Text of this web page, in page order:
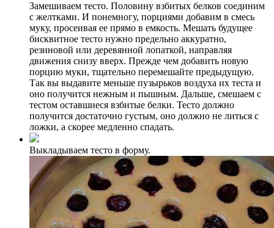
Замешиваем тесто. Половину взбитых белков соединим
с желтками. И понемногу, порциями добавим в смесь
муку, просеивая ее прямо в емкость. Мешать будущее
бисквитное тесто нужно предельно аккуратно,
резиновой или деревянной лопаткой, направляя
движения снизу вверх. Прежде чем добавить новую
порцию муки, тщательно перемешайте предыдущую.
Так вы выдавите меньше пузырьков воздуха их теста и
оно получится нежным и пышным. Дальше, смешаем с
тестом оставшиеся взбитые белки. Тесто должно
получится достаточно густым, оно должно не литься с
ложки, а скорее медленно спадать.
Выкладываем тесто в форму.